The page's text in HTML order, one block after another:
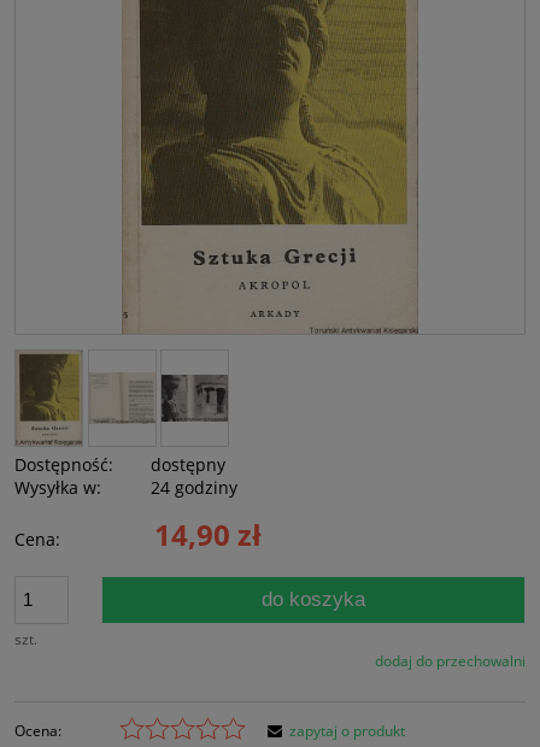
Dostępność:
dostępny
Wysyłka w:
24 godziny
Cena: 14,90 zł
szt.
do koszyka
dodaj do przechowalni
Ocena:
zapytaj o produkt